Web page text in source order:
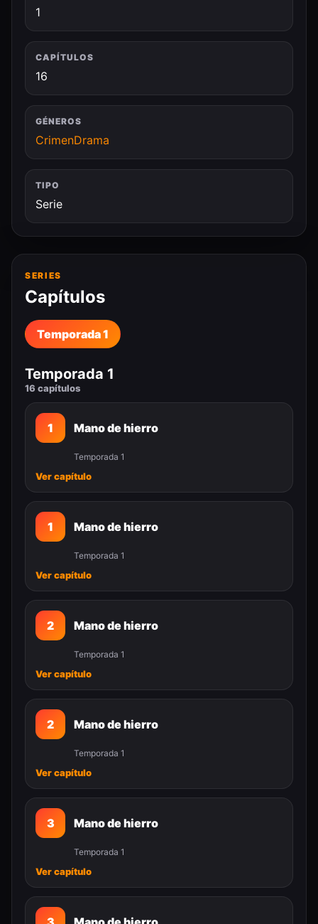
1
CAPÍTULOS
16
GÉNEROS
CrimenDrama
TIPO
Serie
SERIES
Capítulos
Temporada 1
Temporada 1
16 capítulos
1 Mano de hierro
Temporada 1
Ver capítulo
1 Mano de hierro
Temporada 1
Ver capítulo
2 Mano de hierro
Temporada 1
Ver capítulo
2 Mano de hierro
Temporada 1
Ver capítulo
3 Mano de hierro
Temporada 1
Ver capítulo